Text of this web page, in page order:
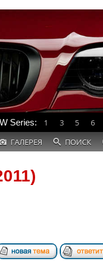
Series: 1 3 5 6
ГАЛЕРЕЯ ПОИСК